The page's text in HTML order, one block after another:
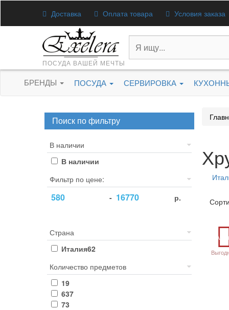
Доставка Оплата товара Условия заказа
ПОСУДА ВАШЕЙ МЕЧТЫ
БРЕНДЫ ПОСУДА СЕРВИРОВКА
Поиск по фильтру
В наличии
В наличии
Фильтр по цене:
-
р.
Страна
Италия62
Количество предметов
19
637
73